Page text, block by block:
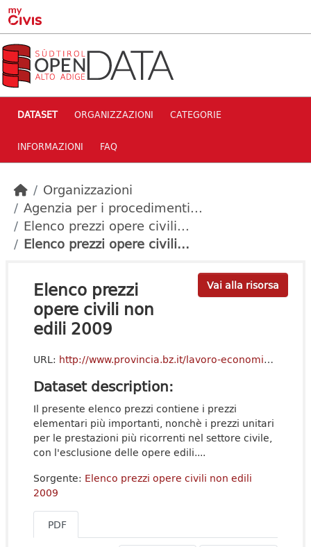
Skip to main content
DATASET ORGANIZZAZIONI CATEGORIE
INFORMAZIONI FAQ
Organizzazioni
Agenzia per i procedimenti...
Elenco prezzi opere civili...
Elenco prezzi opere civili...
Vai alla risorsa
Elenco prezzi
opere civili non
edili 2009
URL: http://www.provincia.bz.it/lavoro-economia/appalti/downloads/STRA_2009pdf.zip
Dataset description:
Il presente elenco prezzi contiene i prezzi
elementari più importanti, nonchè i prezzi unitari
per le prestazioni più ricorrenti nel settore civile,
con l'esclusione delle opere edili....
Sorgente: Elenco prezzi opere civili non edili
2009
PDF